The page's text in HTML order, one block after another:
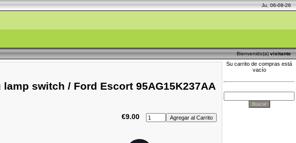
Ju, 06-08-26
Bienvenido(a) visitante
switch / Ford Escort 95AG15K237AA
€9.00
Su carrito de compras está
vacío